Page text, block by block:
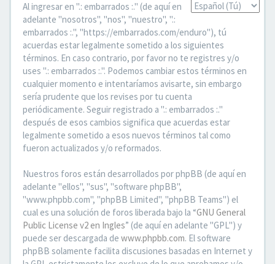
Idioma:
Al ingresar en ".: embarrados :." (de aquí en
adelante "nosotros", "nos", "nuestro", ".:
embarrados :.", "https://embarrados.com/enduro"), tú
acuerdas estar legalmente sometido a los siguientes
términos. En caso contrario, por favor no te registres y/o
uses ".: embarrados :.". Podemos cambiar estos términos en
cualquier momento e intentaríamos avisarte, sin embargo
sería prudente que los revises por tu cuenta
periódicamente. Seguir registrado a ".: embarrados :."
después de esos cambios significa que acuerdas estar
legalmente sometido a esos nuevos términos tal como
fueron actualizados y/o reformados.
Nuestros foros están desarrollados por phpBB (de aquí en
adelante "ellos", "sus", "software phpBB",
"www.phpbb.com", "phpBB Limited", "phpBB Teams") el
cual es una solución de foros liberada bajo la “GNU General
Public License v2 en Ingles” (de aquí en adelante "GPL") y
puede ser descargada de www.phpbb.com. El software
phpBB solamente facilita discusiones basadas en Internet y